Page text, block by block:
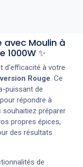
avec Moulin à
1000W ✨
d'efficacité à votre
Rouge. Ce
puissant de
répondre à
souhaitiez préparer
propres épices,
des résultats
de